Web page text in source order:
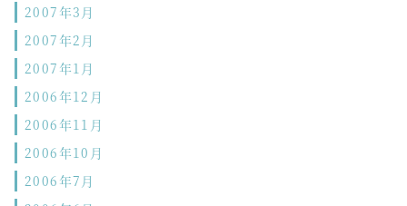
2007年3月
2007年2月
2007年1月
2006年12月
2006年11月
2006年10月
2006年7月